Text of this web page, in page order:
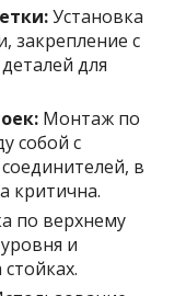
Установка
закрепление с
для
Монтаж по
собой с
в
критична.
по верхнему
и